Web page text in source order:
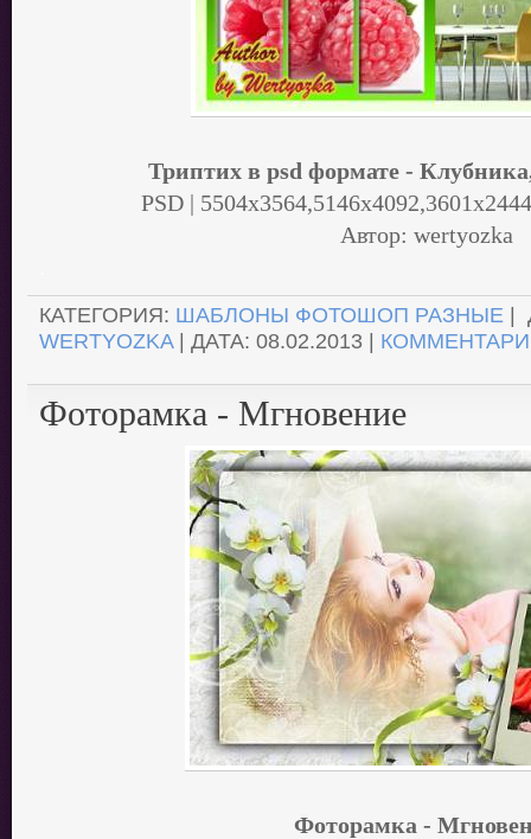
Триптих в psd формате -
PSD |
Автор: wertyozka
КАТЕГОРИЯ: ШАБЛОНЫ ФОТОШОП РАЗНЫЕ |
WERTYOZKA| ДАТА: 08.02.2013 |
Фоторамка - Мгновение
Фоторамка -